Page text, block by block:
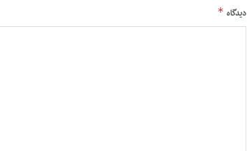
دیدگاه *